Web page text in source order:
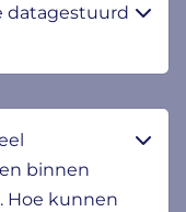
datagestuurd
binnen
Hoe kunnen